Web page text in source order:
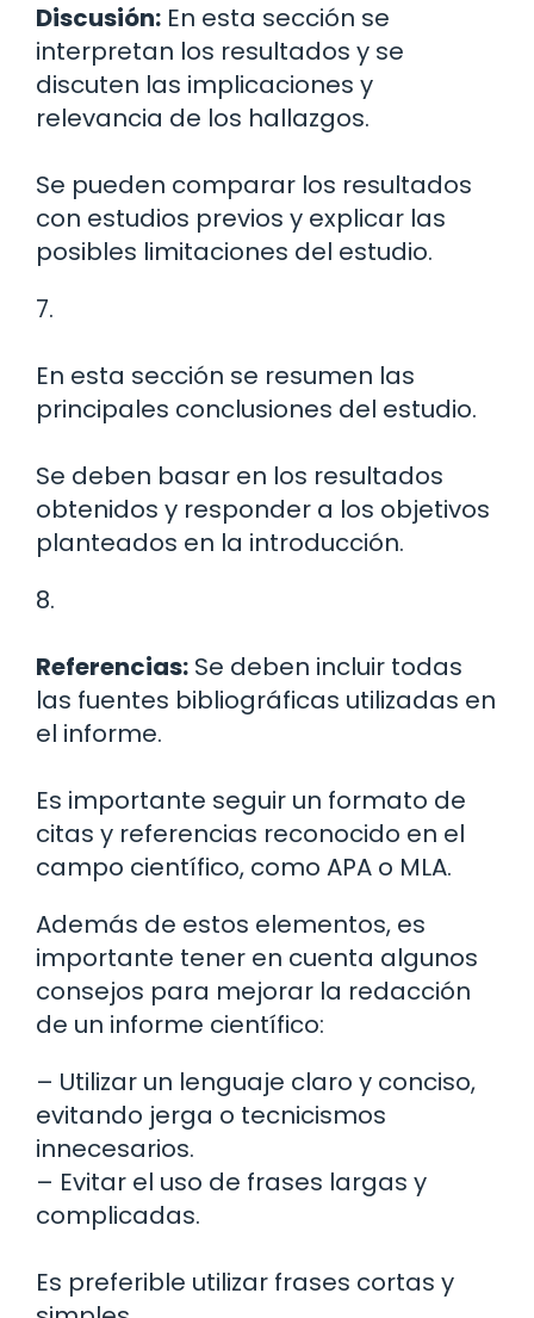
Discusión: En esta sección se
interpretan los resultados y se
discuten las implicaciones y
relevancia de los hallazgos.
Se pueden comparar los resultados
con estudios previos y explicar las
posibles limitaciones del estudio.
7.
En esta sección se resumen las
principales conclusiones del estudio.
Se deben basar en los resultados
obtenidos y responder a los objetivos
planteados en la introducción.
8.
Referencias: Se deben incluir todas
las fuentes bibliográficas utilizadas en
el informe.
Es importante seguir un formato de
citas y referencias reconocido en el
campo científico, como APA o MLA.
Además de estos elementos, es
importante tener en cuenta algunos
consejos para mejorar la redacción
de un informe científico:
– Utilizar un lenguaje claro y conciso,
evitando jerga o tecnicismos
innecesarios.
– Evitar el uso de frases largas y
complicadas.
Es preferible utilizar frases cortas y